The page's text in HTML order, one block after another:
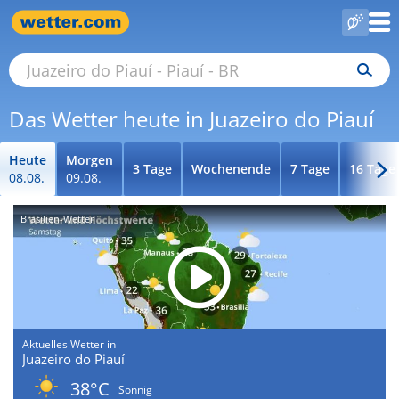
Das Wetter heute in Juazeiro do Piauí
Heute
08.08.
Morgen
09.08.
3 Tage Wochenende 7 Tage 16 Tage
Brasilien-Wetter
Aktuelles Wetter in
Juazeiro do Piauí
38°C
Sonnig